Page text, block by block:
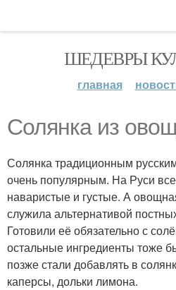
ШЕДЕВРЫ
главная
Солянка из
Солянка традиционным
очень популярным. На Руси
наваристые и густые. А
служила альтернативой
Готовили её обязательно с
остальные ингредиенты тоже
позже стали добавлять в
каперсы, дольки лимона.